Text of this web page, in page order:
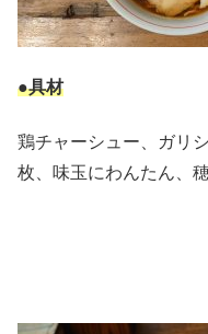
●具材
鶏チャーシュー、ガリ
枚、味玉にわんたん、